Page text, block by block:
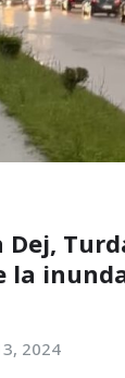
la
2024